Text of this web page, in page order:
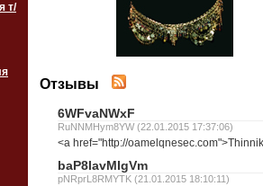
т/
Отзывы
6WFvaNWxF
RuNNMHym8YW (22.01.2015 17:37:06)
<a href="http://
baP8lavMIgVm
pNRprL8RMYTK (21.01.2015 18:10:11)